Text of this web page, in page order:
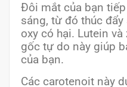
Đôi mắt của bạn
sáng, từ đó thúc
oxy có hại. Lutein
gốc tự do này giúp
của bạn.
Các carotenoit này